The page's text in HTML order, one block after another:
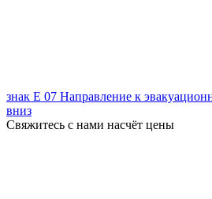
знак Е 07 Направление к
вниз
Свяжитесь с нами насчёт цены